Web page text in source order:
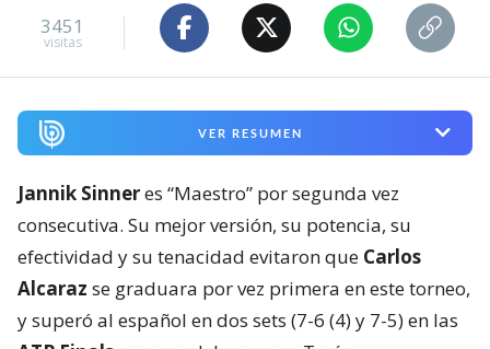
3451
visitas
VER RESUMEN
Jannik Sinneres “Maestro” por segunda vez
consecutiva. Su mejor versión, su potencia, su
efectividad y su tenacidad evitaron que Carlos
Alcaraz se graduara por vez primera en este torneo,
y superó al español en dos sets (7-6 (4) y 7-5) en las